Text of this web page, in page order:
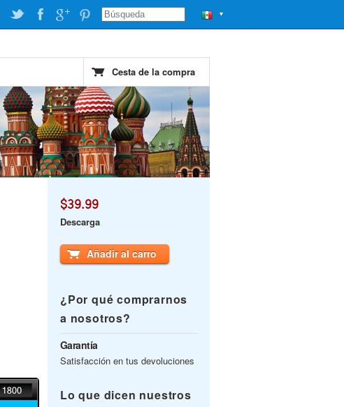
▼
Cesta de la compra
$39.99
Descarga
Añadir al carro
¿Por qué comprarnos
a nosotros?
Garantía
Satisfacción en tus devoluciones
Lo que dicen nuestros